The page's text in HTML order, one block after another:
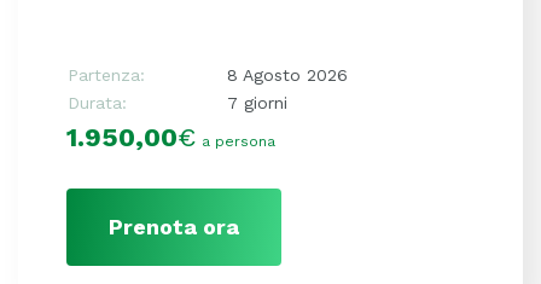
Partenza:
8 Agosto 2026
Durata:
7 giorni
1.950,00€ a persona
Prenota ora